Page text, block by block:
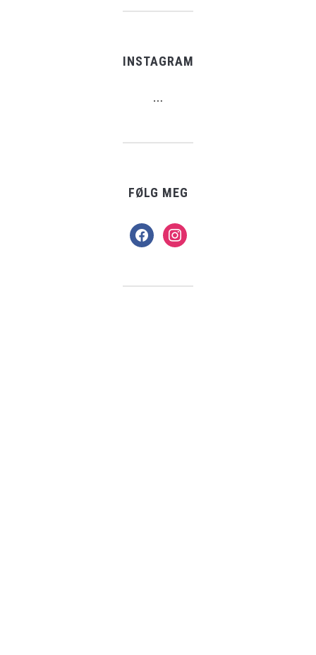
INSTAGRAM
…
FØLG MEG
facebookinstagram